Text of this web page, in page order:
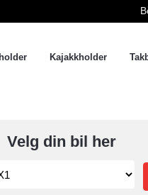
Kajakkholder
Velg din bil her